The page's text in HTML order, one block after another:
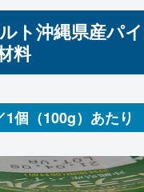
ト沖縄県産パ
料
個（100g）あたり